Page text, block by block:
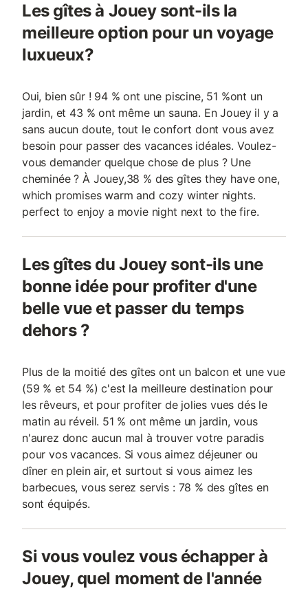
Les gîtes à Jouey sont-ils la
meilleure option pour un voyage
luxueux?
Oui, bien sûr ! 94 % ont une piscine, 51 %ont un
jardin, et 43 % ont même un sauna. En Jouey il y a
sans aucun doute, tout le confort dont vous avez
besoin pour passer des vacances idéales. Voulez-
vous demander quelque chose de plus ? Une
cheminée ? À Jouey,38 % des gîtes they have one,
which promises warm and cozy winter nights.
perfect to enjoy a movie night next to the fire.
Les gîtes du Jouey sont-ils une
bonne idée pour profiter d'une
belle vue et passer du temps
dehors ?
Plus de la moitié des gîtes ont un balcon et une vue
(59 % et 54 %) c'est la meilleure destination pour
les rêveurs, et pour profiter de jolies vues dés le
matin au réveil. 51 % ont même un jardin, vous
n'aurez donc aucun mal à trouver votre paradis
pour vos vacances. Si vous aimez déjeuner ou
dîner en plein air, et surtout si vous aimez les
barbecues, vous serez servis : 78 % des gîtes en
sont équipés.
Si vous voulez vous échapper à
Jouey, quel moment de l'année